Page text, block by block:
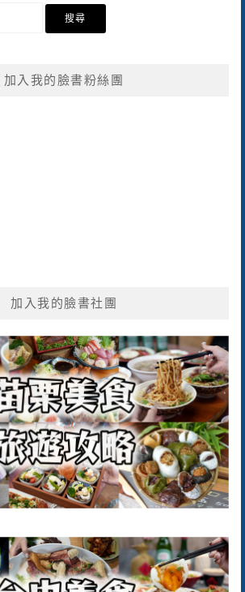
加入我的臉書粉絲團
加入我的臉書社團